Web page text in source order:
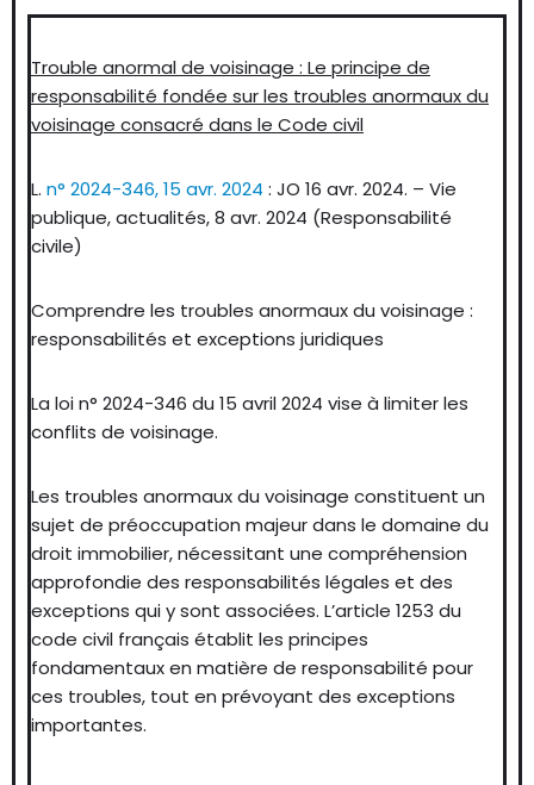
Trouble anormal de voisinage : Le principe de
responsabilité fondée sur les troubles anormaux du
voisinage consacré dans le Code civil
L. n° 2024-346, 15 avr. 2024 : JO 16 avr. 2024. – Vie
publique, actualités, 8 avr. 2024 (Responsabilité
civile)
Comprendre les troubles anormaux du voisinage :
responsabilités et exceptions juridiques
La loi n° 2024-346 du 15 avril 2024 vise à limiter les
conflits de voisinage.
Les troubles anormaux du voisinage constituent un
sujet de préoccupation majeur dans le domaine du
droit immobilier, nécessitant une compréhension
approfondie des responsabilités légales et des
exceptions qui y sont associées. L’article 1253 du
code civil français établit les principes
fondamentaux en matière de responsabilité pour
ces troubles, tout en prévoyant des exceptions
importantes.